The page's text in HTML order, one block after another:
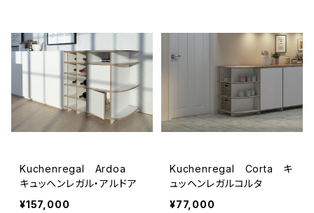
Kuchenregal Ardoa
キュッヘンレガル・アルドア
¥157,000
Kuchenregal Corta キ
ュッヘンレガルコルタ
¥77,000